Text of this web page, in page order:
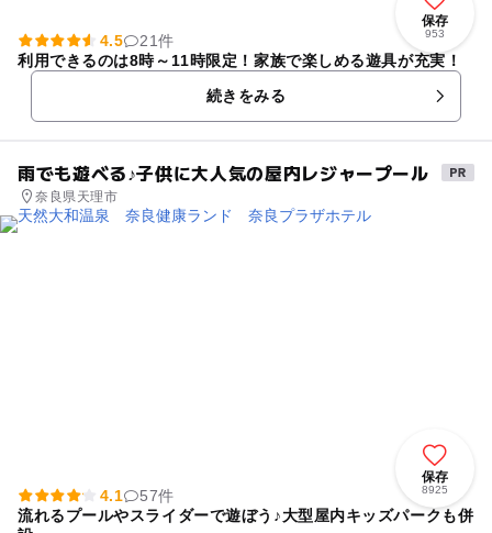
保存
953
4.5
21件
利用できるのは8時～11時限定！家族で楽しめる遊具が充実！
続きをみる
雨でも遊べる♪子供に大人気の屋内レジャープール
奈良県天理市
保存
8925
4.1
57件
流れるプールやスライダーで遊ぼう♪大型屋内キッズパークも併